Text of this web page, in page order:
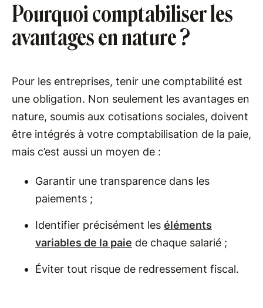
Pourquoi comptabiliser les
avantages en nature ?
Pour les entreprises, tenir une comptabilité est
une obligation. Non seulement les avantages en
nature, soumis aux cotisations sociales, doivent
être intégrés à votre comptabilisation de la paie,
mais c’est aussi un moyen de :
Garantir une transparence dans les
paiements ;
Identifier précisément les éléments
variables de la paie de chaque salarié ;
Éviter tout risque de redressement fiscal.